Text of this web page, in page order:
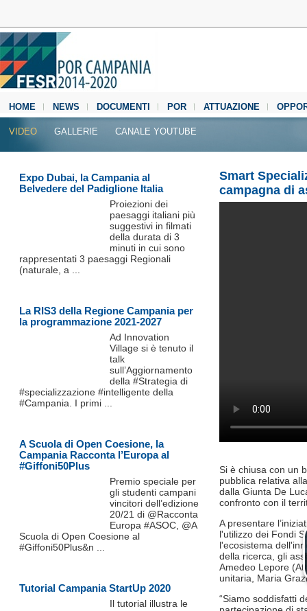
HOME NEWS DOCUMENTI POR ATTUAZIONE
MEDIA CENTER
VIDEO GALLERIE CANALE YOUTUBE
Smart
campagna di
Si è chiusa con un
pubblica relativa
dalla Giunta De
confronto con il
A presentare
l'utilizzo dei Fondi
l'ecosistema
della ricerca, gli
Amedeo Lepore
unitaria, Maria
“Siamo soddisfatti
Expo Dubai, la Campania al
Belvedere del Padiglione Italia
Proiezioni dei
paesaggi italiani più
suggestivi in filmati
della durata di 3
minuti in cui sono
rappresentati 3 paesaggi Regionali
(naturale, a ...
La RIS3 della Regione Campania per
la programmazione 2021-2027
Ad Innovation
Village si è tenuto il
talk
sull’Aggiornamento
della #Strategia di
#specializzazione #intelligente della
#Campania. I primi ...
A Scuola di Open Coesione, la
Campania Racconta l’Europa al
#Giffoni50Plus
Premio speciale per
gli studenti campani
vincitori dell’edizione
20/21 di @Racconta
Europa #ASOC, @A
Scuola di Open Coesione al
#Giffoni50Plus&n ...
Tutorial Campania StartUp 2020
Il tutorial illustra le